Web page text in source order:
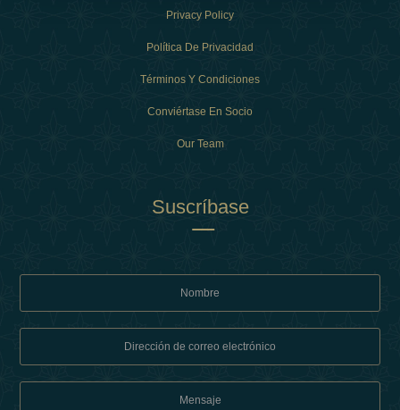
Privacy Policy
Política De Privacidad
Términos Y Condiciones
Conviértase En Socio
Our Team
Suscríbase